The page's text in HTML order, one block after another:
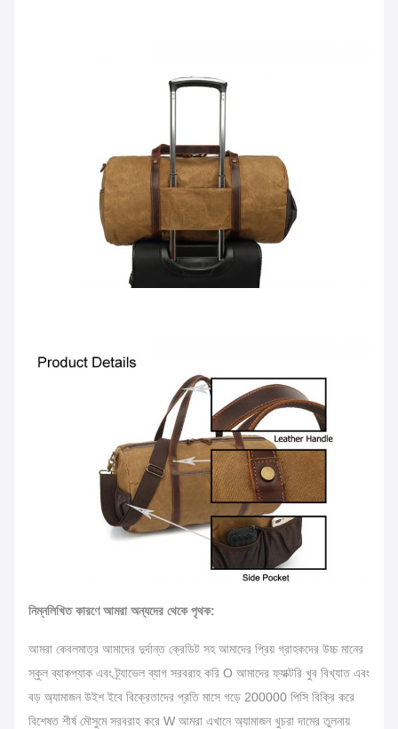
নিম্নলিখিত কারণে আমরা অন্যদের থেকে পৃথক:
আমরা কেবলমাত্র আমাদের দুর্দান্ত ক্রেডিট সহ আমাদের প্রিয় গ্রাহকদের উচ্চ মানের
স্কুল ব্যাকপ্যাক এবং ট্র্যাভেল ব্যাগ সরবরাহ করি O আমাদের ফ্যাক্টরি খুব বিখ্যাত এবং
বড় অ্যামাজন উইশ ইবে বিক্রেতাদের প্রতি মাসে গড়ে 200000 পিসি বিক্রি করে
বিশেষত শীর্ষ মৌসুমে সরবরাহ করে W আমরা এখানে অ্যামাজন খুচরা দামের তুলনায়